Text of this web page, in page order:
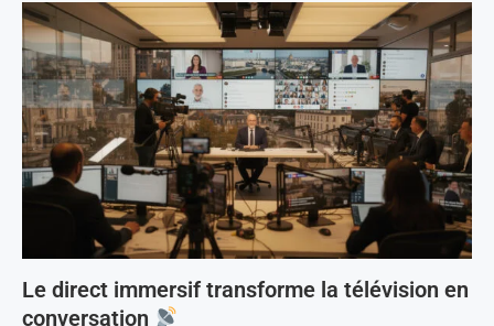
Le direct immersif transforme la télévision en
conversation